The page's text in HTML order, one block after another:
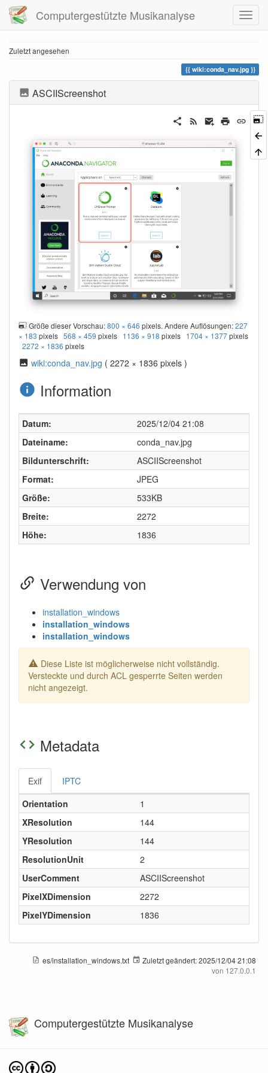
Computergestützte Musikanalyse
Zuletzt angesehen
wiki:conda_nav.jpg
ASCIIScreenshot
Größe dieser Vorschau:800 × 646 pixels. Andere Auflösungen:227
× 183 pixels 568 × 459 pixels 1136 × 918 pixels 1704 × 1377pixels
2272 × 1836 pixels
wiki:conda_nav.jpg ( 2272 × 1836 pixels )
Information
Datum:
2025/12/04 21:08
Dateiname:
conda_nav.jpg
Bildunterschrift:
ASCIIScreenshot
Format:
JPEG
Größe:
533KB
Breite:
2272
Höhe:
1836
Verwendung von
installation_windows
installation_windows
installation_windows
Diese Liste ist möglicherweise nicht vollständig.
Versteckte und durch ACL gesperrte Seiten werden
nicht angezeigt.
Metadata
Exif
IPTC
Orientation
1
XResolution
144
YResolution
144
ResolutionUnit
2
UserComment
ASCIIScreenshot
PixelXDimension
2272
PixelYDimension
1836
es/installation_windows.txt Zuletzt geändert:2025/12/04 21:08
von 127.0.0.1
Computergestützte Musikanalyse